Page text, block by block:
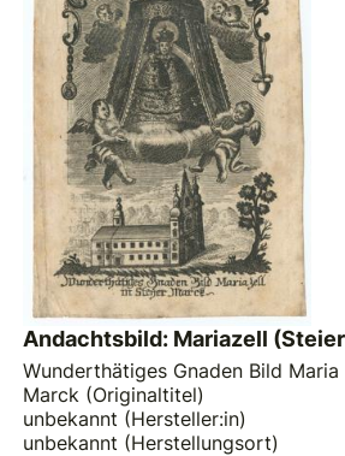
Andachtsbild: Mariazell
Wunderthätiges Gnaden Bild
Marck (Originaltitel)
unbekannt (Hersteller:in)
unbekannt (Herstellungsort)